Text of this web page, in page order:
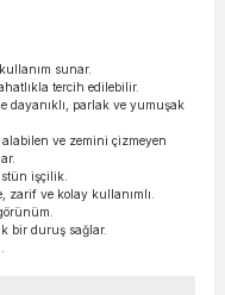
sunar.
tercih edilebilir.
parlak ve yumuşak
alabilen ve zemini çizmeyen
işçilik.
ve kolay kullanımlı.
bir duruş sağlar.